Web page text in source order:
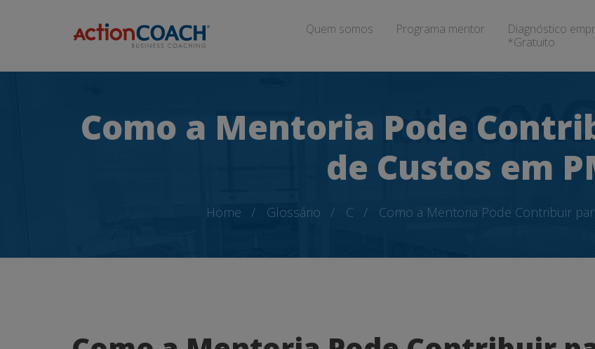
Quem somos Programa mentor
Diagnóstico
*Gratuito
Como a Mentoria Pode
de Custos em
Home Glossário C Como a Mentoria Pode Contribuir
Como